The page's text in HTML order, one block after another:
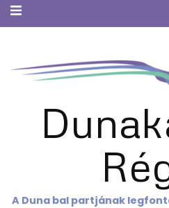
A Duna bal partjának